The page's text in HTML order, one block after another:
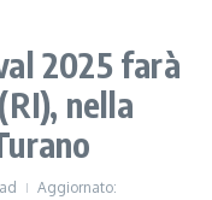
2025 farà
nella
Aggiornato: